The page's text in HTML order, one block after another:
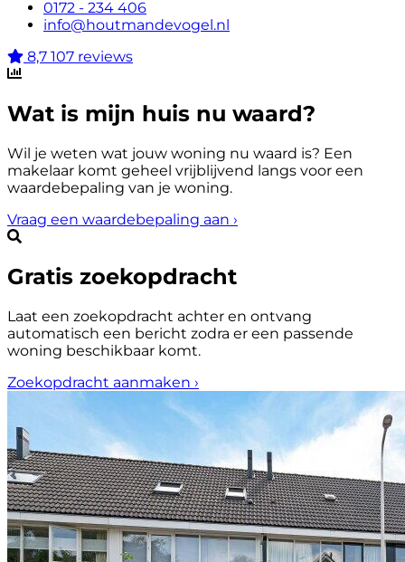
0172 - 234 406
info@houtmandevogel.nl
8,7 107 reviews
Wat is mijn huis nu waard?
Wil je weten wat jouw woning nu waard is? Een
makelaar komt geheel vrijblijvend langs voor een
waardebepaling van je woning.
Vraag een waardebepaling aan ›
Gratis zoekopdracht
Laat een zoekopdracht achter en ontvang
automatisch een bericht zodra er een passende
woning beschikbaar komt.
Zoekopdracht aanmaken ›